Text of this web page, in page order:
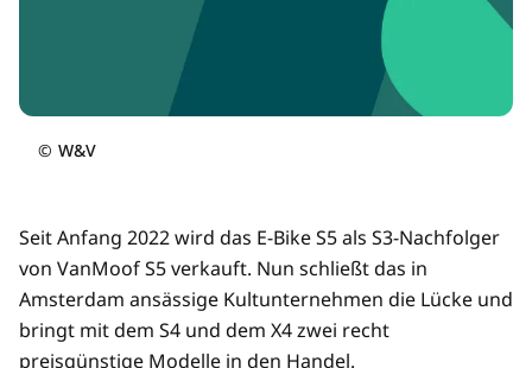
© W&V
Seit Anfang 2022 wird das E-Bike S5 als S3-Nachfolger
von VanMoof S5 verkauft. Nun schließt das in
Amsterdam ansässige Kultunternehmen die Lücke und
bringt mit dem S4 und dem X4 zwei recht
preisgünstige Modelle in den Handel.